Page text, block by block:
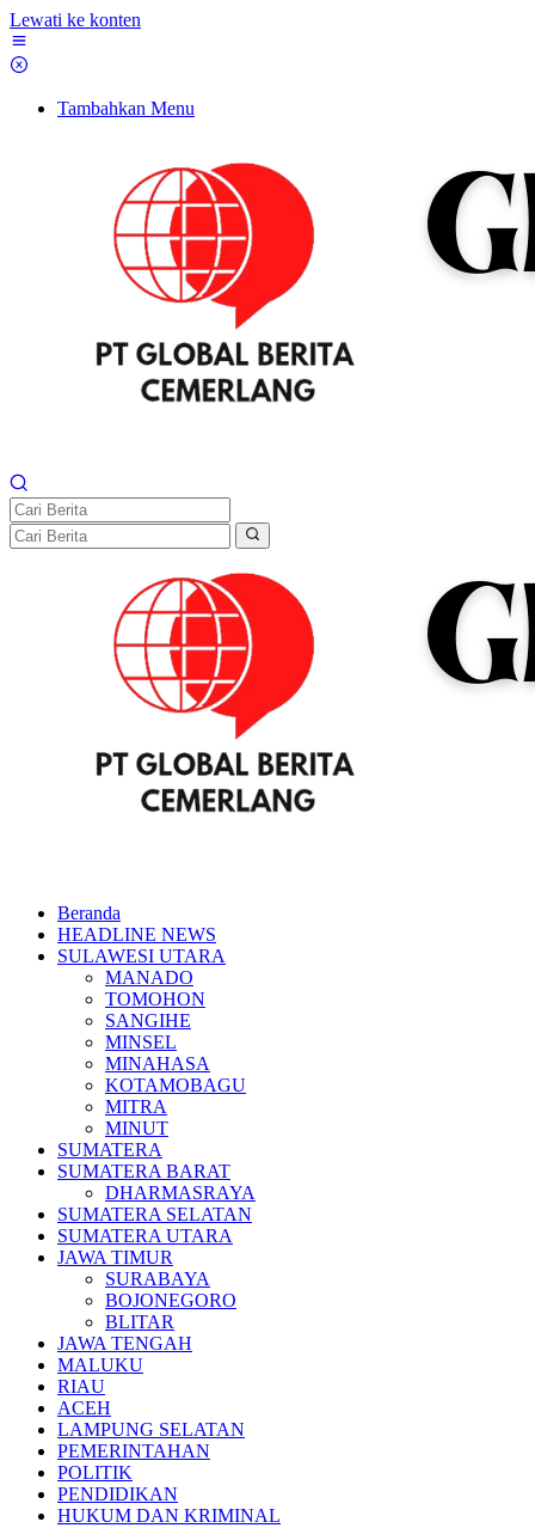
Lewati ke konten
Tambahkan Menu
Beranda
HEADLINE NEWS
SULAWESI UTARA
MANADO
TOMOHON
SANGIHE
MINSEL
MINAHASA
KOTAMOBAGU
MITRA
MINUT
SUMATERA
SUMATERA BARAT
DHARMASRAYA
SUMATERA SELATAN
SUMATERA UTARA
JAWA TIMUR
SURABAYA
BOJONEGORO
BLITAR
JAWA TENGAH
MALUKU
RIAU
ACEH
LAMPUNG SELATAN
PEMERINTAHAN
POLITIK
PENDIDIKAN
HUKUM DAN KRIMINAL